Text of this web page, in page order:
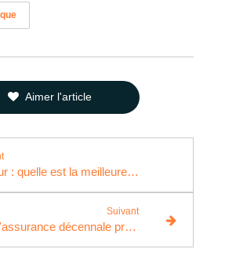
Aimer l'article
Couvreur : quelle est la meilleure assurance décennale ?
Suivant
Quels travaux l'assurance décennale prend-elle en charge ?